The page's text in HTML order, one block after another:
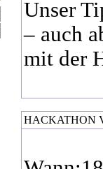
Unser
– auch
mit der
HACKATHON